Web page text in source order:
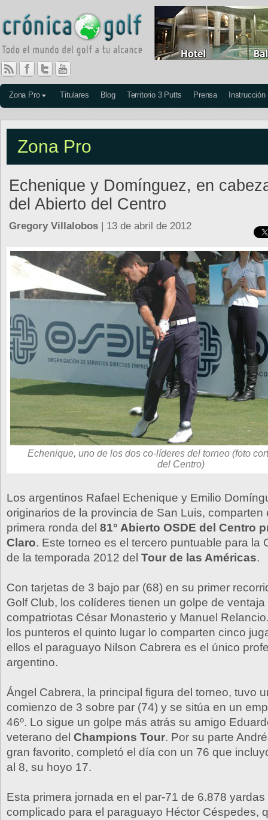
Zona Pro Titulares Blog Territorio 3 Putts Prensa Instrucción
Zona Pro
Echenique y Domínguez, en
del Abierto del Centro
Gregory Villalobos | 13 de abril de 2012
Echenique, uno de los dos co-líderes del torneo (foto
del Centro)
Los argentinos Rafael Echenique y Emilio
originarios de la provincia de San Luis, comparten
primera ronda del 81° Abierto OSDE del Centro
Claro. Este torneo es el tercero puntuable para la
de la temporada 2012 del Tour de las Américas.
Con tarjetas de 3 bajo par (68) en su primer
Golf Club, los colíderes tienen un golpe de
compatriotas César Monasterio y Manuel
los punteros el quinto lugar lo comparten cinco
ellos el paraguayo Nilson Cabrera es el único
argentino.
Ángel Cabrera, la principal figura del torneo, tuvo
comienzo de 3 sobre par (74) y se sitúa en un
46º. Lo sigue un golpe más atrás su amigo
veterano del Champions Tour. Por su parte
gran favorito, completó el día con un 76 que
al 8, su hoyo 17.
Esta primera jornada en el par-71 de 6.878
complicado para el paraguayo Héctor Céspedes,